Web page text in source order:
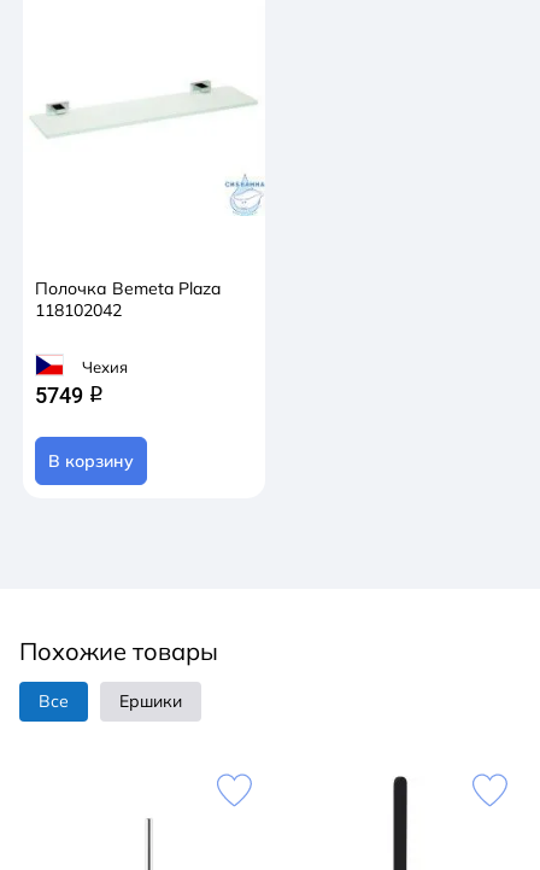
Полочка Bemeta Plaza
118102042
Чехия
5749 q
В корзину
Похожие товары
Все Ершики